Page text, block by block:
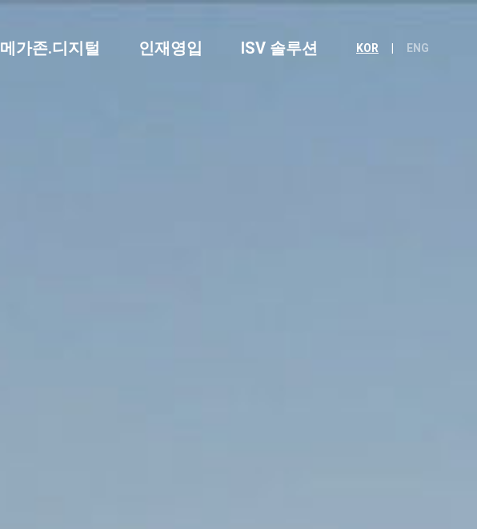
KOR ENG
메가존.디지털 인재영입 ISV 솔루션